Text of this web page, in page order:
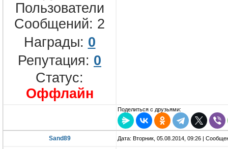
Пользователи
Сообщений: 2
Награды: 0
Репутация: 0
Статус:
Оффлайн
Поделиться с друзьями:
Sand89 Дата: Вторник, 05.08.2014, 09:26 |